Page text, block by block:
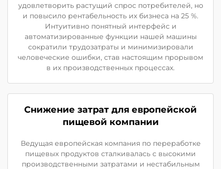
удовлетворить растущий спрос потребителей, но
и повысило рентабельность их бизнеса на 25 %.
Интуитивно понятный интерфейс и
автоматизированные функции нашей машины
сократили трудозатраты и минимизировали
человеческие ошибки, став настоящим прорывом
в их производственных процессах.
Снижение затрат для европейской
пищевой компании
Ведущая европейская компания по переработке
пищевых продуктов сталкивалась с высокими
производственными затратами и нестабильным